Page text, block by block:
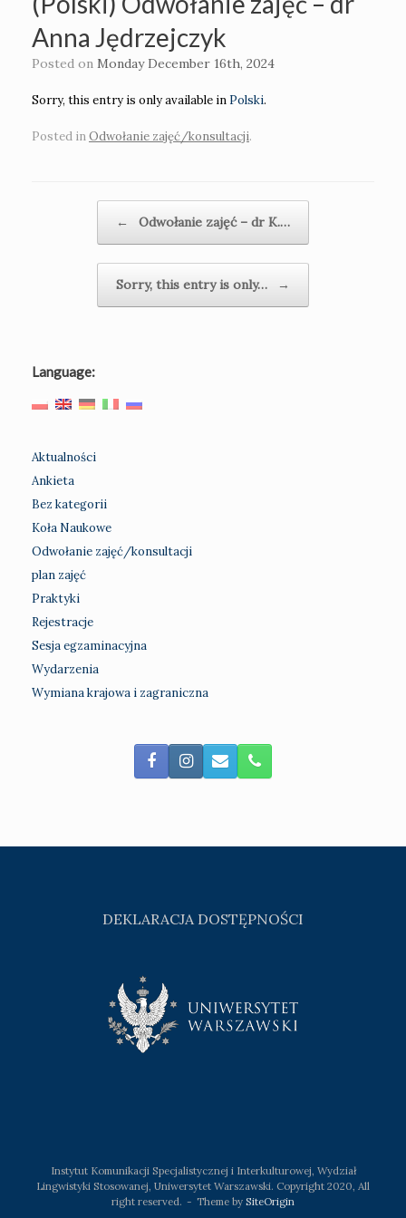
Anna Jędrzejczyk
Posted on Monday December 16th, 2024
Sorry, this entry is only available in Polski.
Posted inOdwołanie zajęć/konsultacji.
← Odwołanie zajęć – dr K.…
Sorry, this entry is only… →
Language:
Aktualności
Ankieta
Bez kategorii
Koła Naukowe
Odwołanie zajęć/konsultacji
plan zajęć
Praktyki
Rejestracje
Sesja egzaminacyjna
Wydarzenia
Wymiana krajowa i zagraniczna
DEKLARACJA DOSTĘPNOŚCI
Instytut Komunikacji Specjalistycznej i Interkulturowej, Wydział
Lingwistyki Stosowanej, Uniwersytet Warszawski. Copyright 2020, All
right reserved.
Theme by SiteOrigin